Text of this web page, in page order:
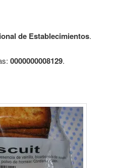
de Establecimientos.
0000000008129.